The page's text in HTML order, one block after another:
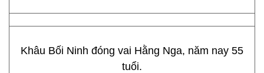
Khâu Bối Ninh đóng vai Hằng Nga, năm nay 55
tuổi.